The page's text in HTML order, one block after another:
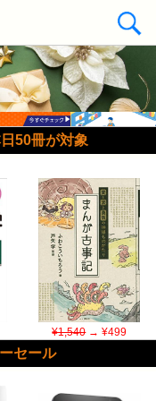
50冊が対象
¥1,540→ ¥499
セール